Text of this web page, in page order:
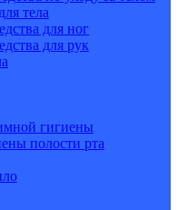
тела
для ног
для рук
гигиены
полости рта